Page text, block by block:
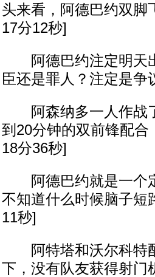
头来看，阿德巴约双脚
17分12秒]
阿德巴约注定明天
臣还是罪人？注定是争
阿森纳多一人作战
到20分钟的双前锋配
18分36秒]
阿德巴约就是一个
不知道什么时候脑子短
11秒]
阿特塔和沃尔科特
下，没有队友获得射门